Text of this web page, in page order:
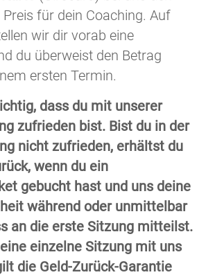
für dein Coaching. Auf
wir dir vorab eine
du überweist den Betrag
ersten Termin.
dass du mit unserer
zufrieden bist. Bist du in der
nicht zufrieden, erhältst du
wenn du ein
gebucht hast und uns deine
während oder unmittelbar
an die erste Sitzung mitteilst.
einzelne Sitzung mit uns
die Geld-Zurück-Garantie